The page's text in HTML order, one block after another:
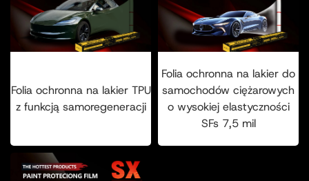
Folia ochronna na lakier TPU
z funkcją samoregeneracji
Folia ochronna na lakier do
samochodów ciężarowych
o wysokiej elastyczności
SFs 7,5 mil